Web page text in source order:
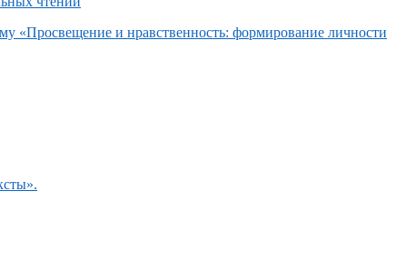
«Просвещение и нравственность: формирование личности